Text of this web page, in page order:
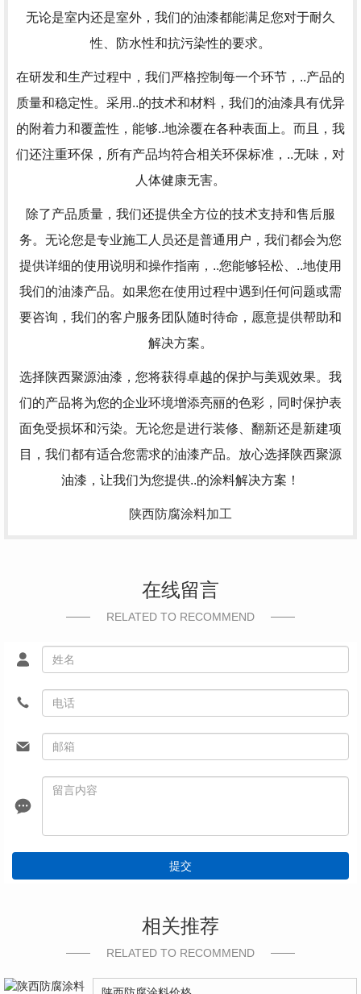
无论是室内还是室外，我们的油漆都能满足您对于耐久
性、防水性和抗污染性的要求。
在研发和生产过程中，我们严格控制每一个环节，..产品的
质量和稳定性。采用..的技术和材料，我们的油漆具有优异
的附着力和覆盖性，能够..地涂覆在各种表面上。而且，我
们还注重环保，所有产品均符合相关环保标准，..无味，对
人体健康无害。
除了产品质量，我们还提供全方位的技术支持和售后服
务。无论您是专业施工人员还是普通用户，我们都会为您
提供详细的使用说明和操作指南，..您能够轻松、..地使用
我们的油漆产品。如果您在使用过程中遇到任何问题或需
要咨询，我们的客户服务团队随时待命，愿意提供帮助和
解决方案。
选择陕西聚源油漆，您将获得卓越的保护与美观效果。我
们的产品将为您的企业环境增添亮丽的色彩，同时保护表
面免受损坏和污染。无论您是进行装修、翻新还是新建项
目，我们都有适合您需求的油漆产品。放心选择陕西聚源
油漆，让我们为您提供..的涂料解决方案！
陕西防腐涂料加工
在线留言
RELATED TO RECOMMEND
提交
相关推荐
RELATED TO RECOMMEND